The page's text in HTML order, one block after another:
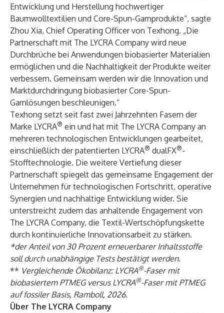
Entwicklung und Herstellung hochwertiger
Baumwolltextilien und Core-Spun-Garnprodukte“, sagte
Zhou Xia, Chief Operating Officer von Texhong. „Die
Partnerschaft mit The LYCRA Company wird neue
Durchbrüche bei Anwendungen biobasierter Materialien
ermöglichen und die Nachhaltigkeit der Produkte weiter
verbessern. Gemeinsam werden wir die Innovation und
Marktdurchdringung biobasierter Core-Spun-
Garnlösungen beschleunigen.“
Texhong setzt seit fast zwei Jahrzehnten Fasern der
Marke LYCRA® ein und hat mit The LYCRA Company an
mehreren technologischen Entwicklungen gearbeitet,
einschließlich der patentierten LYCRA® dualFX®-
Stofftechnologie. Die weitere Vertiefung dieser
Partnerschaft spiegelt das gemeinsame Engagement der
Unternehmen für technologischen Fortschritt, operative
Synergien und nachhaltige Entwicklung wider. Sie
unterstreicht zudem das anhaltende Engagement von
The LYCRA Company, die Textil-Wertschöpfungskette
durch kontinuierliche Innovationsarbeit zu stärken.
*der Anteil von 30 Prozent erneuerbarer Inhaltsstoffe
soll durch unabhängige Tests bestätigt werden.
** Vergleichende Ökobilanz: LYCRA®-Faser mit
biobasiertem PTMEG versus LYCRA®-Faser mit PTMEG
auf fossiler Basis, Ramboll, 2026.
Über The LYCRA Company